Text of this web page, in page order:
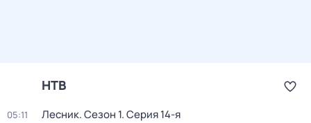
НТВ
05:11 Лесник. Сезон 1. Серия 14-я